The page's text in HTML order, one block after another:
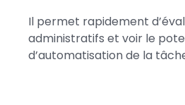
Il permet rapidement
administratifs et voir le
d’automatisation de la